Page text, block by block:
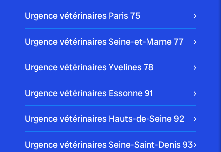
Urgence vétérinaires Paris75
Urgence vétérinaires Seine-et-Marne77
Urgence vétérinaires Yvelines78
Urgence vétérinaires Essonne91
Urgence vétérinaires Hauts-de-Seine92
Urgence vétérinaires Seine-Saint-Denis93